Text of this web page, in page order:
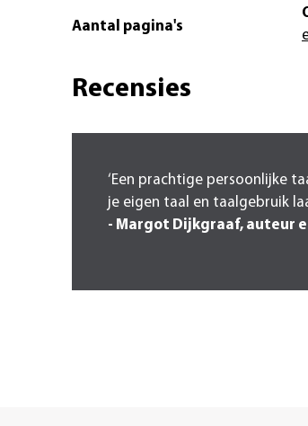
Aantal pagina's
Recensies
‘Een prachtige persoonlijke
je eigen taal en taalgebruik
- Margot Dijkgraaf, auteur